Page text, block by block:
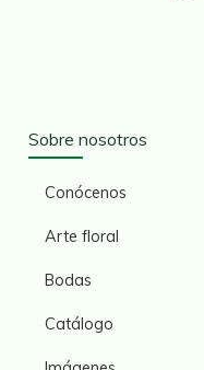
Sobre nosotros
Conócenos
Arte floral
Bodas
Catálogo